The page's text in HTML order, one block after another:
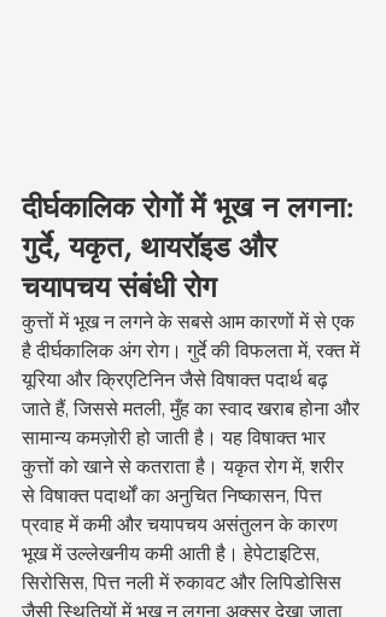
दीर्घकालिक रोगों में भूख न लगना:
गुर्दे, यकृत, थायरॉइड और
चयापचय संबंधी रोग
कुत्तों में भूख न लगने के सबसे आम कारणों में से एक
है दीर्घकालिक अंग रोग। गुर्दे की विफलता में, रक्त में
यूरिया और क्रिएटिनिन जैसे विषाक्त पदार्थ बढ़
जाते हैं, जिससे मतली, मुँह का स्वाद खराब होना और
सामान्य कमज़ोरी हो जाती है। यह विषाक्त भार
कुत्तों को खाने से कतराता है। यकृत रोग में, शरीर
से विषाक्त पदार्थों का अनुचित निष्कासन, पित्त
प्रवाह में कमी और चयापचय असंतुलन के कारण
भूख में उल्लेखनीय कमी आती है। हेपेटाइटिस,
सिरोसिस, पित्त नली में रुकावट और लिपिडोसिस
जैसी स्थितियों में भूख न लगना अक्सर देखा जाता